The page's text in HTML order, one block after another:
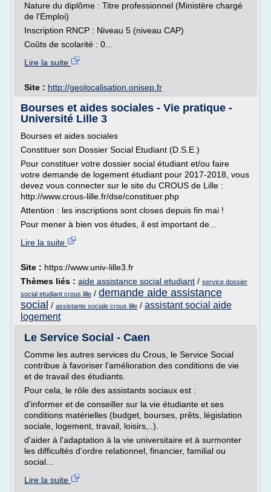
Nature du diplôme : Titre professionnel (Ministère chargé
de l'Emploi)
Inscription RNCP : Niveau 5 (niveau CAP)
Coûts de scolarité : 0...
Lire la suite
Site : http://geolocalisation.onisep.fr
Bourses et aides sociales - Vie pratique -
Université Lille 3
Bourses et aides sociales
Constituer son Dossier Social Etudiant (D.S.E.)
Pour constituer votre dossier social étudiant et/ou faire
votre demande de logement étudiant pour 2017-2018, vous
devez vous connecter sur le site du CROUS de Lille :
http://www.crous-lille.fr/dse/constituer.php
Attention : les inscriptions sont closes depuis fin mai !
Pour mener à bien vos études, il est important de...
Lire la suite
Site : https://www.univ-lille3.fr
Thèmes liés : aide assistance social etudiant / service dossier
social etudiant crous lille / demande aide assistance
social / assistante sociale crous lille / assistant social aide
logement
Le Service Social - Caen
Comme les autres services du Crous, le Service Social
contribue à favoriser l'amélioration des conditions de vie
et de travail des étudiants.
Pour cela, le rôle des assistants sociaux est :
d'informer et de conseiller sur la vie étudiante et ses
conditions matérielles (budget, bourses, prêts, législation
sociale, logement, travail, loisirs,..).
d'aider à l'adaptation à la vie universitaire et à surmonter
les difficultés d'ordre relationnel, financier, familial ou
social...
Lire la suite